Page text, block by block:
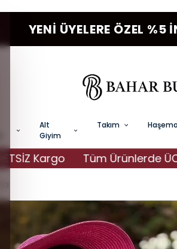
YENI ÜYELERE ÖZEL
Alt
Giyim
Takım
Kargo Tüm Ürünlerde